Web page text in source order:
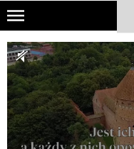
Skip
main
content
NATIONAL GEOGRAPHIC
TRAVELER
PODCASTY
Sklep